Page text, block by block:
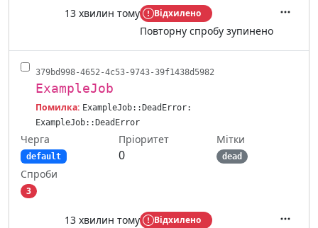
13 хвилин тому Відхилено
Повторну спробу зупинено
379bd998-4652-4c53-9743-39f1438d5982
ExampleJob
Помилка: ExampleJob::DeadError:
ExampleJob::DeadError
Черга
default
Пріоритет
0
Мітки
dead
Спроби
3
13 хвилин тому Відхилено